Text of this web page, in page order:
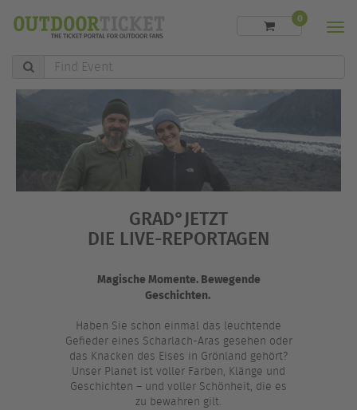
Find
0
GRAD°JETZT
DIE LIVE-REPORTAGEN
Magische Momente. Bewegende
Geschichten.
Haben Sie schon einmal das leuchtende
Gefieder eines Scharlach-Aras gesehen oder
das Knacken des Eises in Grönland gehört?
Unser Planet ist voller Farben, Klänge und
Geschichten – und voller Schönheit, die es
zu bewahren gilt.